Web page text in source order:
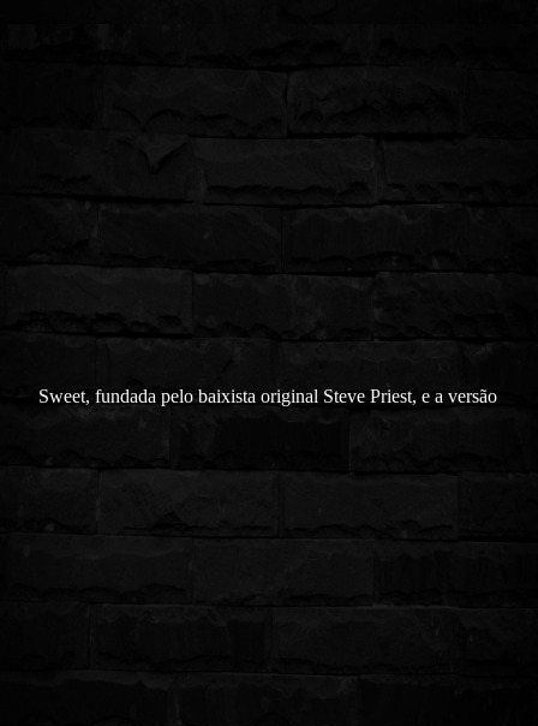
Sweet, fundada pelo baixista original Steve Priest, e a versão